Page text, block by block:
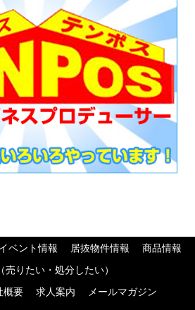
イベント情報 居抜物件情報
商品情報
売りたい・処分したい）
概要 求人案内
メールマガジン